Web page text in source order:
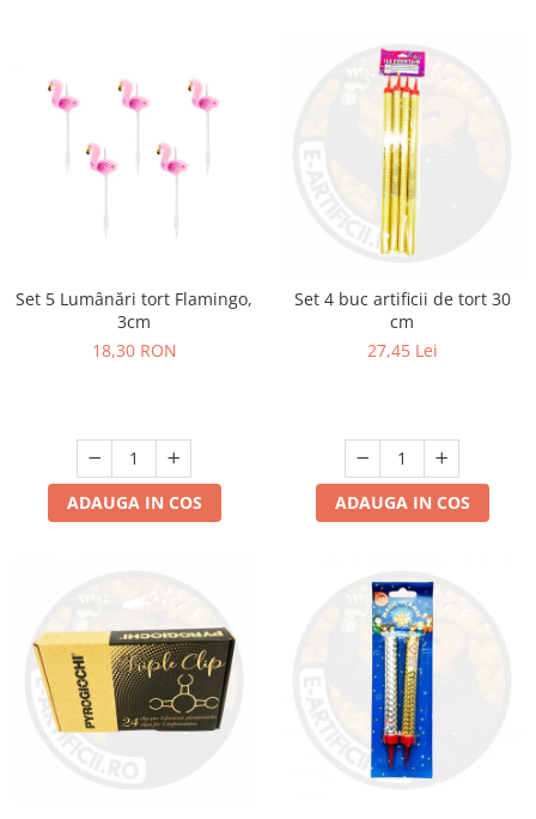
Set 5 Lumânări tort Flamingo,
3cm
18,30 RON
ADAUGA IN COS
Set 4 buc artificii de tort 30
cm
27,45 Lei
ADAUGA IN COS